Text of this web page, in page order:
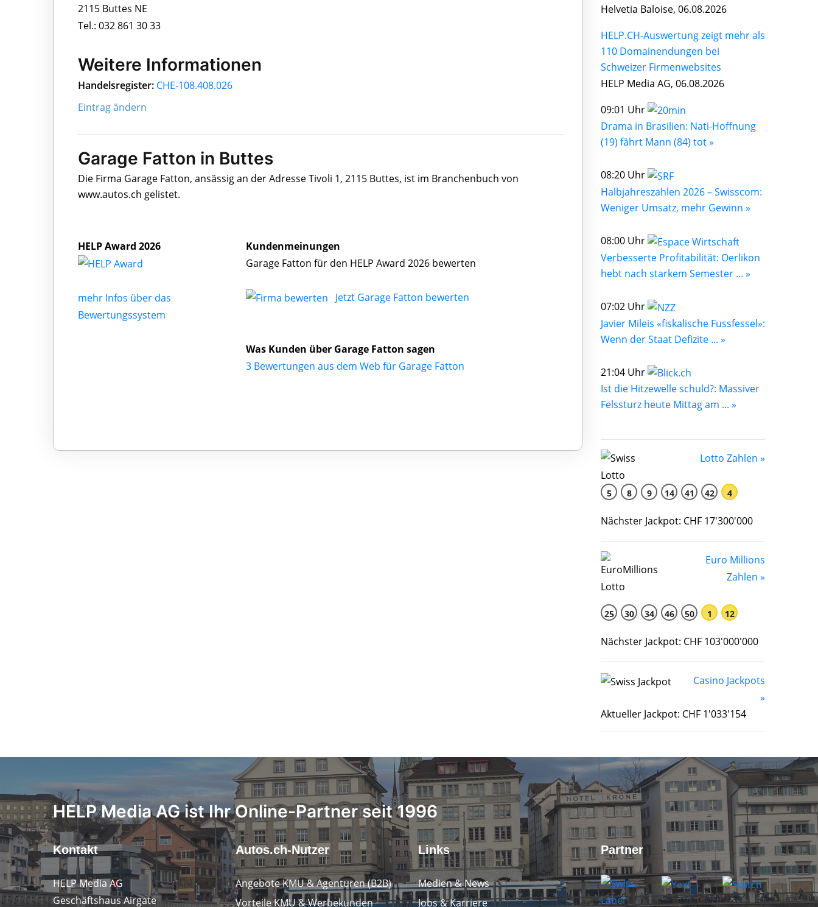
2115 Buttes NE
Tel.: 032 861 30 33
Weitere Informationen
Handelsregister: CHE-108.408.026
Eintrag ändern
Garage Fatton in Buttes
Die Firma Garage Fatton, ansässig an der Adresse Tivoli 1, 2115 Buttes, ist im Branchenbuch von
www.autos.ch gelistet.
HELP Award 2026
mehr Infos über das
Bewertungssystem
Kundenmeinungen
Garage Fatton für den HELP Award 2026 bewerten
Jetzt Garage Fatton bewerten
Was Kunden über Garage Fatton sagen
3 Bewertungen aus dem Web für Garage Fatton
Helvetia Baloise, 06.08.2026
HELP.CH-Auswertung zeigt mehr als
110 Domainendungen bei
Schweizer Firmenwebsites
HELP Media AG, 06.08.2026
09:01 Uhr
Drama in Brasilien: Nati-Hoffnung
(19) fährt Mann (84) tot »
08:20 Uhr
Halbjahreszahlen 2026 – Swisscom:
Weniger Umsatz, mehr Gewinn »
08:00 Uhr
Verbesserte Profitabilität: Oerlikon
hebt nach starkem Semester ... »
07:02 Uhr
Javier Mileis «fiskalische Fussfessel»:
Wenn der Staat Defizite ... »
21:04 Uhr
Ist die Hitzewelle schuld?: Massiver
Felssturz heute Mittag am ... »
Lotto Zahlen »
5 8 9 14 41 42 4
Nächster Jackpot: CHF 17'300'000
Euro Millions
Zahlen »
25 30 34 46 50 1 12
Nächster Jackpot: CHF 103'000'000
Casino Jackpots
»
Aktueller Jackpot: CHF 1'033'154
HELP Media AG ist Ihr Online-Partner seit 1996
Kontakt
HELP Media AG
Geschäftshaus Airgate
Autos.ch-Nutzer
Angebote KMU & Agenturen (B2B)
Vorteile KMU & Werbekunden
Links
Medien & News
Jobs & Karriere
Partner